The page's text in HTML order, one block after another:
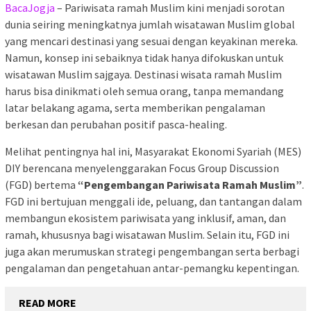
BacaJogja – Pariwisata ramah Muslim kini menjadi sorotan
dunia seiring meningkatnya jumlah wisatawan Muslim global
yang mencari destinasi yang sesuai dengan keyakinan mereka.
Namun, konsep ini sebaiknya tidak hanya difokuskan untuk
wisatawan Muslim sajgaya. Destinasi wisata ramah Muslim
harus bisa dinikmati oleh semua orang, tanpa memandang
latar belakang agama, serta memberikan pengalaman
berkesan dan perubahan positif pasca-healing.
Melihat pentingnya hal ini, Masyarakat Ekonomi Syariah (MES)
DIY berencana menyelenggarakan Focus Group Discussion
(FGD) bertema “Pengembangan Pariwisata Ramah Muslim”.
FGD ini bertujuan menggali ide, peluang, dan tantangan dalam
membangun ekosistem pariwisata yang inklusif, aman, dan
ramah, khususnya bagi wisatawan Muslim. Selain itu, FGD ini
juga akan merumuskan strategi pengembangan serta berbagi
pengalaman dan pengetahuan antar-pemangku kepentingan.
READ MORE